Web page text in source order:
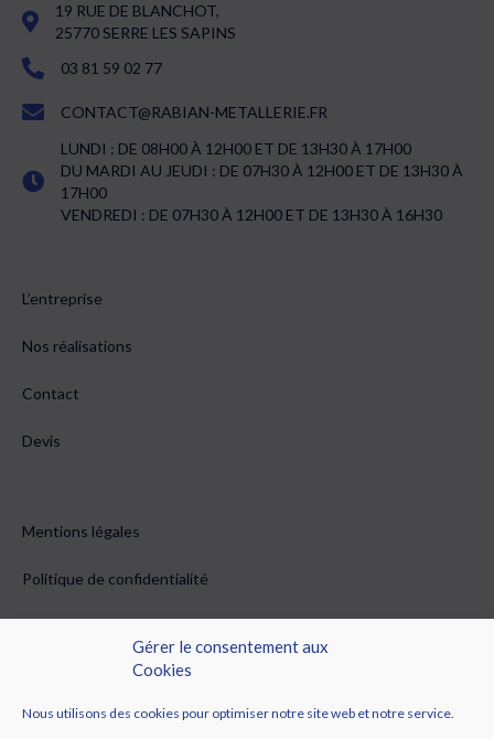
Gérer le consentement aux
Cookies
Nous utilisons des cookies pour optimiser notre site web et notre service.
19 RUE DE BLANCHOT,
25770 SERRE LES SAPINS
03 81 59 02 77
CONTACT@RABIAN-METALLERIE.FR
LUNDI : DE 08H00 À 12H00 ET DE 13H30 À 17H00
DU MARDI AU JEUDI : DE 07H30 À 12H00 ET DE 13H30 À
17H00
VENDREDI : DE 07H30 À 12H00 ET DE 13H30 À 16H30
L’entreprise
Nos réalisations
Contact
Devis
Mentions légales
Politique de confidentialité
Politique de cookies (EU)